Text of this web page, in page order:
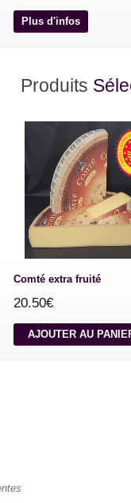
Plus d'infos
Produits
Comté extra fruité
20.50€
AJOUTER AU